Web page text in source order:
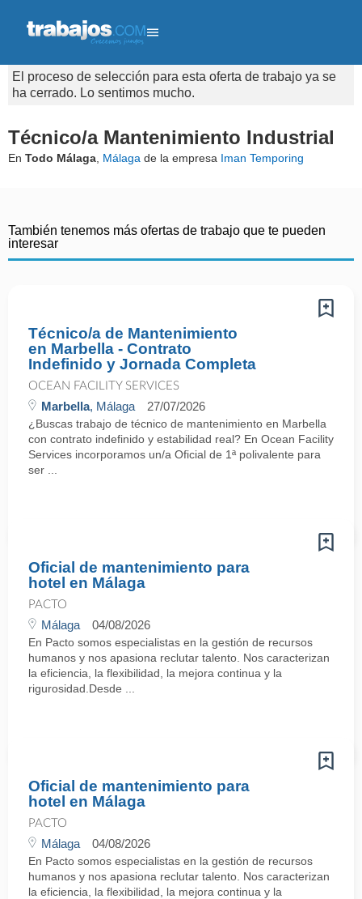
El proceso de selección para esta oferta de trabajo ya se
ha cerrado. Lo sentimos mucho.
Técnico/a Mantenimiento Industrial
En Todo Málaga Málaga de la empresa Iman Temporing
También tenemos más ofertas de trabajo que te pueden
interesar
Técnico/a de Mantenimiento
en Marbella - Contrato
Indefinido y Jornada Completa
OCEAN FACILITY SERVICES
Marbella, Málaga 27/07/2026
¿Buscas trabajo de técnico de mantenimiento en Marbella
con contrato indefinido y estabilidad real? En Ocean Facility
Services incorporamos un/a Oficial de 1ª polivalente para
ser ...
Oficial de mantenimiento para
hotel en Málaga
PACTO
Málaga 04/08/2026
En Pacto somos especialistas en la gestión de recursos
humanos y nos apasiona reclutar talento. Nos caracterizan
la eficiencia, la flexibilidad, la mejora continua y la
rigurosidad.Desde ...
Oficial de mantenimiento para
hotel en Málaga
PACTO
Málaga 04/08/2026
En Pacto somos especialistas en la gestión de recursos
humanos y nos apasiona reclutar talento. Nos caracterizan
la eficiencia, la flexibilidad, la mejora continua y la